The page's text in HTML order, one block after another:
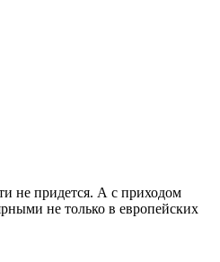
не придется. А с приходом
не только в европейских